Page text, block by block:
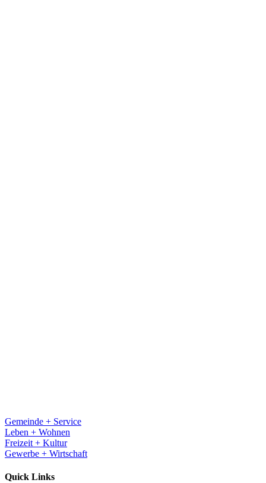
Gemeinde + Service
Leben + Wohnen
Freizeit + Kultur
Gewerbe + Wirtschaft
Quick Links